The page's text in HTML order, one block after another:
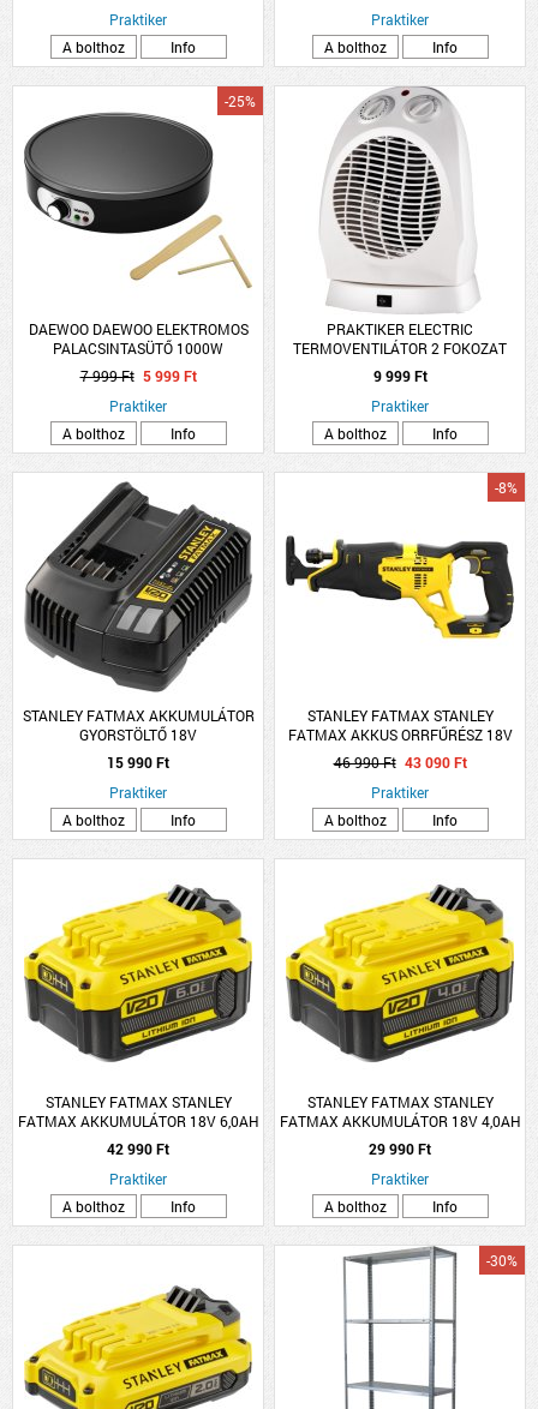
Praktiker
A bolthoz
Info
Praktiker
A bolthoz
Info
DAEWOO DAEWOO ELEKTROMOS
PALACSINTASÜTŐ 1000W
-25%
7 999 Ft 5 999 Ft
Praktiker
A bolthoz
Info
PRAKTIKER ELECTRIC
TERMOVENTILÁTOR 2 FOKOZAT
1000/2000W OSZCILLÁCIÓS 230V
50HZ FEHÉR
9 999 Ft
Praktiker
A bolthoz
Info
STANLEY FATMAX AKKUMULÁTOR
GYORSTÖLTŐ 18V
15 990 Ft
Praktiker
A bolthoz
Info
STANLEY FATMAX STANLEY
FATMAX AKKUS ORRFŰRÉSZ 18V
AKKU ÉS TÖLTŐ NÉLKÜL
-8%
46 990 Ft 43 090 Ft
Praktiker
A bolthoz
Info
STANLEY FATMAX STANLEY
FATMAX AKKUMULÁTOR 18V 6,0AH
LI-ION
42 990 Ft
Praktiker
A bolthoz
Info
STANLEY FATMAX STANLEY
FATMAX AKKUMULÁTOR 18V 4,0AH
LI-ION
29 990 Ft
Praktiker
A bolthoz
Info
-30%